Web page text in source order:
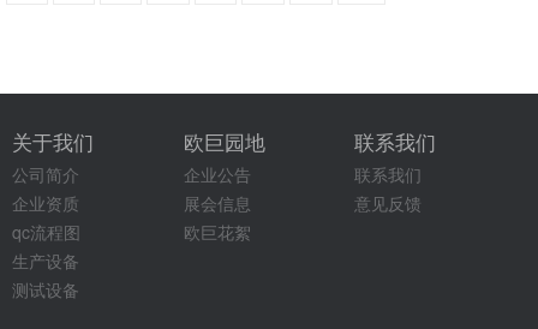
关于我们
公司简介
企业资质
qc流程图
生产设备
测试设备
欧巨园地
企业公告
展会信息
欧巨花絮
联系我们
联系我们
意见反馈